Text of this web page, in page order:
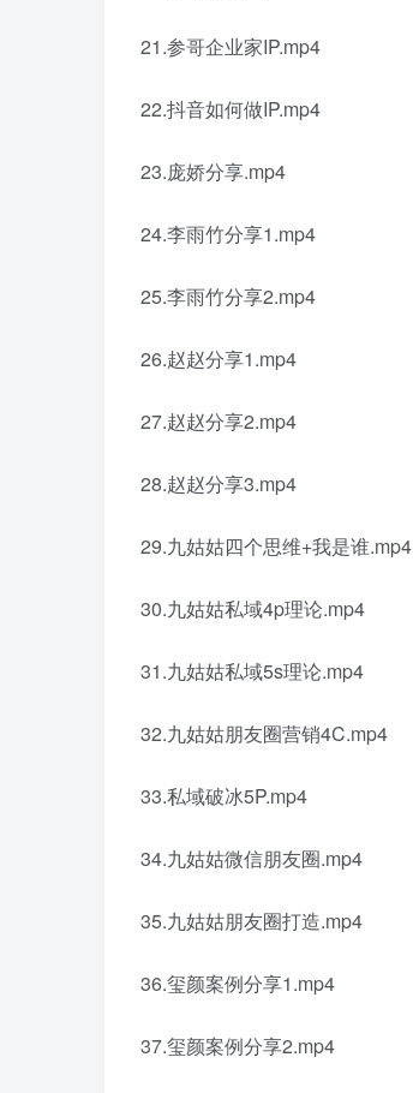
21.参哥企业家IP.mp4
22.抖音如何做IP.mp4
23.庞娇分享.mp4
24.李雨竹分享1.mp4
25.李雨竹分享2.mp4
26.赵赵分享1.mp4
27.赵赵分享2.mp4
28.赵赵分享3.mp4
29.九姑姑四个思维+我是谁.mp4
30.九姑姑私域4p理论.mp4
31.九姑姑私域5s理论.mp4
32.九姑姑朋友圈营销4C.mp4
33.私域破冰5P.mp4
34.九姑姑微信朋友圈.mp4
35.九姑姑朋友圈打造.mp4
36.玺颜案例分享1.mp4
37.玺颜案例分享2.mp4